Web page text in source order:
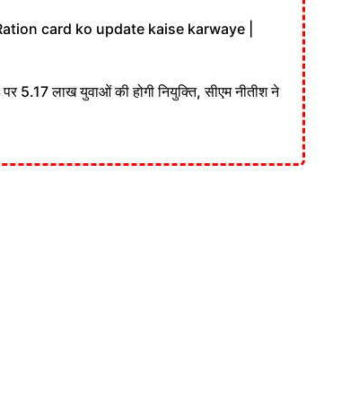
card ko update kaise karwaye |
5.17 लाख युवाओं की होगी नियुक्ति, सीएम नीतीश ने